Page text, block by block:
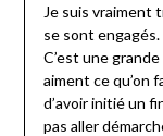
Je suis vraiment
se sont engagés.
C’est une
aiment ce qu’on
d’avoir initié un
pas aller